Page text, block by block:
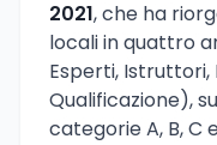
2021, che ha
locali in quattro
Esperti, Istruttori,
Qualificazione),
categorie A, B, C